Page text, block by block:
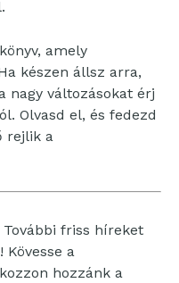
amely
készen állsz arra,
nagy változásokat érj
Olvasd el, és fedezd
rejlik a
friss híreket
Kövesse a
hozzánk a